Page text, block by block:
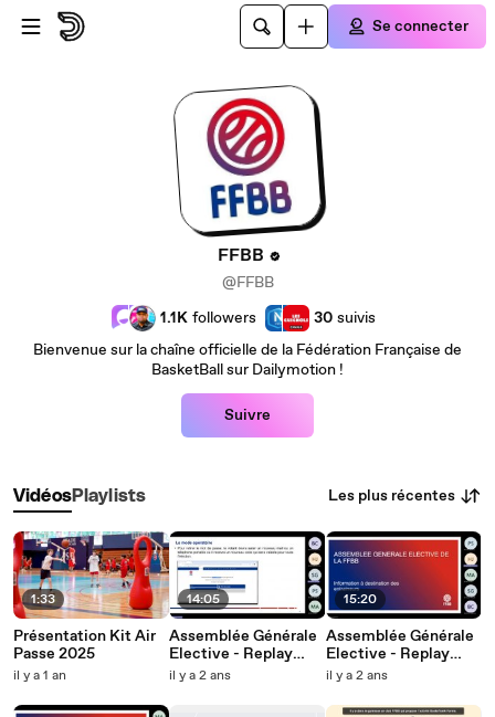
Passer au contenu principal
Se connecter
FFBB
@FFBB
1.1K followers 30 suivis
Bienvenue sur la chaîne officielle de la Fédération Française de
BasketBall sur Dailymotion !
Suivre
VidéosPlaylists Les plus récentes
1:33
Présentation Kit Air
Passe 2025
il y a 1 an
14:05
Assemblée Générale
Elective - Replay
Webinaire Clubs &
il y a 2 ans
15:20
Assemblée Générale
Elective - Replay
Webinaire
il y a 2 ans